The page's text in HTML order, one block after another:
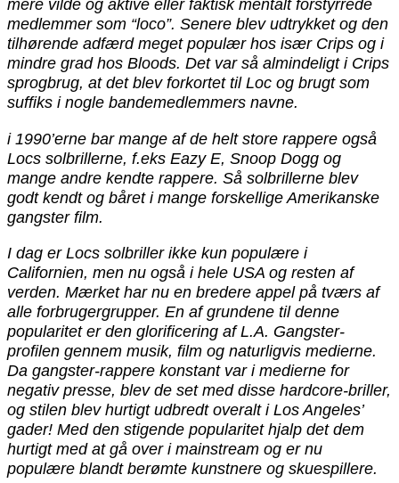
mere vilde og aktive eller faktisk mentalt forstyrrede
medlemmer som “loco”. Senere blev udtrykket og den
tilhørende adfærd meget populær hos især Crips og i
mindre grad hos Bloods. Det var så almindeligt i Crips
sprogbrug, at det blev forkortet til Loc og brugt som
suffiks i nogle bandemedlemmers navne.
i 1990’erne bar mange af de helt store rappere også
Locs solbrillerne, f.eks Eazy E, Snoop Dogg og
mange andre kendte rappere. Så solbrillerne blev
godt kendt og båret i mange forskellige Amerikanske
gangster film.
I dag er Locs solbriller ikke kun populære i
Californien, men nu også i hele USA og resten af
verden. Mærket har nu en bredere appel på tværs af
alle forbrugergrupper. En af grundene til denne
popularitet er den glorificering af L.A. Gangster-
profilen gennem musik, film og naturligvis medierne.
Da gangster-rappere konstant var i medierne for
negativ presse, blev de set med disse hardcore-briller,
og stilen blev hurtigt udbredt overalt i Los Angeles’
gader! Med den stigende popularitet hjalp det dem
hurtigt med at gå over i mainstream og er nu
populære blandt berømte kunstnere og skuespillere.